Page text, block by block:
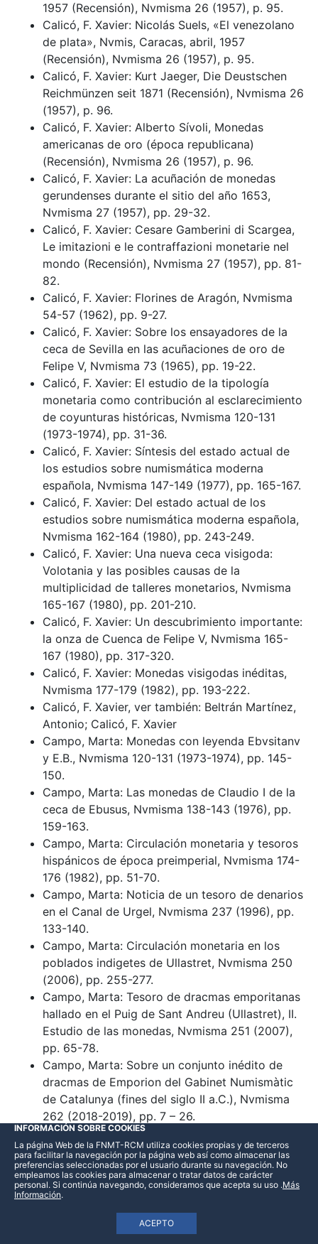
1957 (Recensión), Nvmisma 26 (1957), p. 95.
Calicó, F. Xavier: Nicolás Suels, «El venezolano
de plata», Nvmis, Caracas, abril, 1957
(Recensión), Nvmisma 26 (1957), p. 95.
Calicó, F. Xavier: Kurt Jaeger, Die Deustschen
Reichmünzen seit 1871 (Recensión), Nvmisma 26
(1957), p. 96.
Calicó, F. Xavier: Alberto Sívoli, Monedas
americanas de oro (época republicana)
(Recensión), Nvmisma 26 (1957), p. 96.
Calicó, F. Xavier: La acuñación de monedas
gerundenses durante el sitio del año 1653,
Nvmisma 27 (1957), pp. 29-32.
Calicó, F. Xavier: Cesare Gamberini di Scargea,
Le imitazioni e le contraffazioni monetarie nel
mondo (Recensión), Nvmisma 27 (1957), pp. 81-
82.
Calicó, F. Xavier: Florines de Aragón, Nvmisma
54-57 (1962), pp. 9-27.
Calicó, F. Xavier: Sobre los ensayadores de la
ceca de Sevilla en las acuñaciones de oro de
Felipe V, Nvmisma 73 (1965), pp. 19-22.
Calicó, F. Xavier: El estudio de la tipología
monetaria como contribución al esclarecimiento
de coyunturas históricas, Nvmisma 120-131
(1973-1974), pp. 31-36.
Calicó, F. Xavier: Síntesis del estado actual de
los estudios sobre numismática moderna
española, Nvmisma 147-149 (1977), pp. 165-167.
Calicó, F. Xavier: Del estado actual de los
estudios sobre numismática moderna española,
Nvmisma 162-164 (1980), pp. 243-249.
Calicó, F. Xavier: Una nueva ceca visigoda:
Volotania y las posibles causas de la
multiplicidad de talleres monetarios, Nvmisma
165-167 (1980), pp. 201-210.
Calicó, F. Xavier: Un descubrimiento importante:
la onza de Cuenca de Felipe V, Nvmisma 165-
167 (1980), pp. 317-320.
Calicó, F. Xavier: Monedas visigodas inéditas,
Nvmisma 177-179 (1982), pp. 193-222.
Calicó, F. Xavier, ver también: Beltrán Martínez,
Antonio; Calicó, F. Xavier
Campo, Marta: Monedas con leyenda Ebvsitanv
y E.B., Nvmisma 120-131 (1973-1974), pp. 145-
150.
Campo, Marta: Las monedas de Claudio I de la
ceca de Ebusus, Nvmisma 138-143 (1976), pp.
159-163.
Campo, Marta: Circulación monetaria y tesoros
hispánicos de época preimperial, Nvmisma 174-
176 (1982), pp. 51-70.
Campo, Marta: Noticia de un tesoro de denarios
en el Canal de Urgel, Nvmisma 237 (1996), pp.
133-140.
Campo, Marta: Circulación monetaria en los
poblados indigetes de Ullastret, Nvmisma 250
(2006), pp. 255-277.
Campo, Marta: Tesoro de dracmas emporitanas
hallado en el Puig de Sant Andreu (Ullastret), II.
Estudio de las monedas, Nvmisma 251 (2007),
pp. 65-78.
Campo, Marta: Sobre un conjunto inédito de
dracmas de Emporion del Gabinet Numismàtic
de Catalunya (fines del siglo II a.C.), Nvmisma
262 (2018-2019), pp. 7 – 26.
Campo, Marta, ver también: Bost, Jean-Pierre;
Campo, Marta; Gurt Esparraguera, Josep Maria;
y Volk, Terence R.; Campo, Marta; Tarradell-
Font, Nuria.
Campo, Marta; Granados, José O.:
Aproximación a la circulación monetaria de
Barcino, Nvmisma 150-155 (1978), pp. 221-240.
INFORMACIÓN SOBRE COOKIES
La página Web de la FNMT-RCM utiliza cookies propias y de terceros
para facilitar la navegación por la página web así como almacenar las
preferencias seleccionadas por el usuario durante su navegación. No
empleamos las cookies para almacenar o tratar datos de carácter
personal. Si continúa navegando, consideramos que acepta su uso
ACEPTO
.Más
Información.